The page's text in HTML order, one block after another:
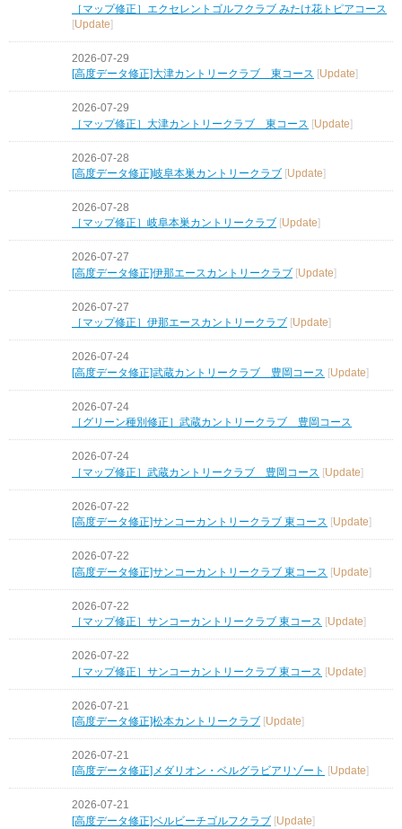
［マップ修正］エクセレントゴルフクラブ みたけ花トピアコース
[Update]
2026-07-29
[高度データ修正]大津カントリークラブ 東コース [Update]
2026-07-29
［マップ修正］大津カントリークラブ 東コース [Update]
2026-07-28
[高度データ修正]岐阜本巣カントリークラブ [Update]
2026-07-28
［マップ修正］岐阜本巣カントリークラブ
Update
2026-07-27
[高度データ修正]伊那エースカントリークラブ [Update]
2026-07-27
［マップ修正］伊那エースカントリークラブ
Update
2026-07-24
[高度データ修正]武蔵カントリークラブ 豊岡コース [Update]
2026-07-24
［グリーン種別修正］武蔵カントリークラブ 豊岡コース
2026-07-24
［マップ修正］武蔵カントリークラブ 豊岡コース [Update]
2026-07-22
[高度データ修正]サンコーカントリークラブ 東コース [Update]
2026-07-22
[高度データ修正]サンコーカントリークラブ 東コース [Update]
2026-07-22
［マップ修正］サンコーカントリークラブ 東コース [Update]
2026-07-22
［マップ修正］サンコーカントリークラブ 東コース [Update]
2026-07-21
[高度データ修正]松本カントリークラブ [Update]
2026-07-21
[高度データ修正]メダリオン・ベルグラビアリゾート
Update
2026-07-21
[高度データ修正]ベルビーチゴルフクラブ [Update]